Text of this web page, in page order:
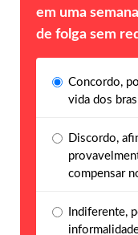
em uma
de folga sem
Concordo,
vida dos
Discordo,
compensar
Indiferente,